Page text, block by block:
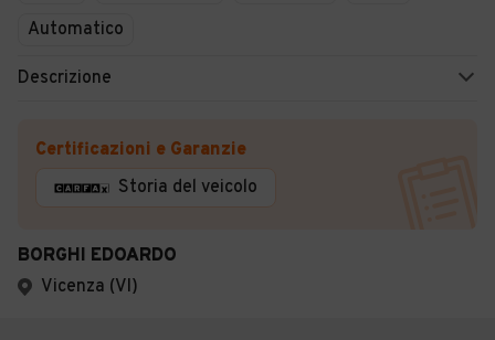
Automatico
Descrizione
Certificazioni e Garanzie
Storia del veicolo
BORGHI EDOARDO
Vicenza (VI)